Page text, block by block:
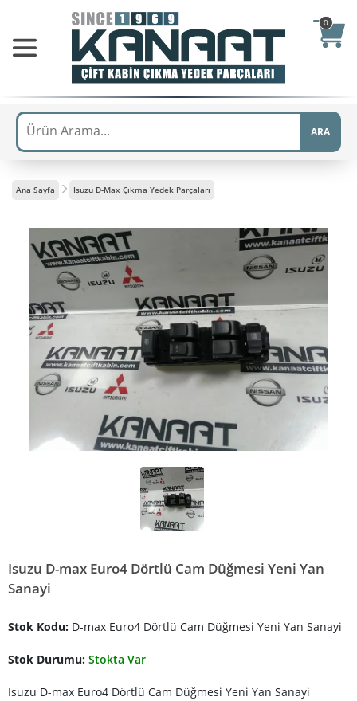
0
ARA
Ana Sayfa Isuzu D-Max Çıkma Yedek Parçaları
Isuzu D-max Euro4 Dörtlü Cam Düğmesi Yeni Yan
Sanayi
Stok Kodu: D-max Euro4 Dörtlü Cam Düğmesi Yeni Yan Sanayi
Stok Durumu: Stokta Var
Isuzu D-max Euro4 Dörtlü Cam Düğmesi Yeni Yan Sanayi